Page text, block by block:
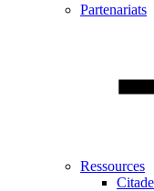
Partenariats
Ressources